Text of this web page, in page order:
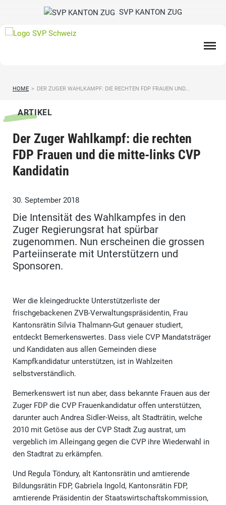
SVP KANTON ZUG
HOME > DER ZUGER WAHLKAMPF: DIE RECHTEN FDP FRAUEN UND...
ARTIKEL
Der Zuger Wahlkampf: die rechten
FDP Frauen und die mitte-links CVP
Kandidatin
30. September 2018
Die Intensität des Wahlkampfes in den
Zuger Regierungsrat hat spürbar
zugenommen. Nun erscheinen die grossen
Parteiinserate mit Unterstützern und
Sponsoren.
Wer die kleingedruckte Unterstützerliste der
frischgebackenen ZVB-Verwaltungspräsidentin, Frau
Kantonsrätin Silvia Thalmann-Gut genauer studiert,
entdeckt Bemerkenswertes. Dass viele CVP Mandatsträger
und Kandidaten aus allen Gemeinden diese
Kampfkandidatur unterstützen, ist in Wahlzeiten
selbstverständlich.
Bemerkenswert ist nun aber, dass bekannte Frauen aus der
Zuger FDP die CVP Frauenkandidatur offen unterstützen,
darunter auch Andrea Sidler-Weiss, alt Stadträtin, welche
2010 mit Getöse aus der CVP Stadt Zug austrat, um
vergeblich im Alleingang gegen die CVP ihre Wiederwahl in
den Stadtrat zu erkämpfen.
Und Regula Töndury, alt Kantonsrätin und amtierende
Bildungsrätin FDP, Gabriela Ingold, Kantonsrätin FDP,
amtierende Präsidentin der Staatswirtschaftskommission,